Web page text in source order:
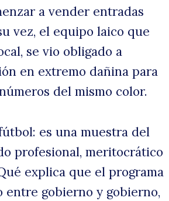
a vender entradas
vez, el equipo laico que
se vio obligado a
en extremo dañina para
del mismo color.
es una muestra del
profesional, meritocrático
explica que el programa
entre gobierno y gobierno,